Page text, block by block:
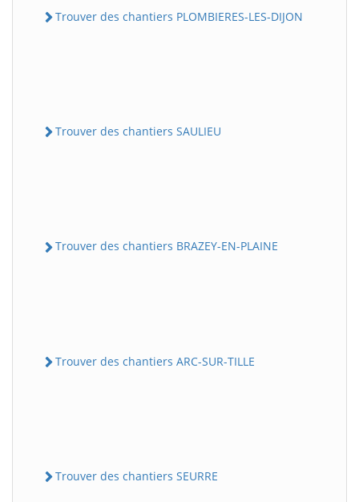
Trouver des chantiers PLOMBIERES-LES-DIJON
Trouver des chantiers SAULIEU
Trouver des chantiers BRAZEY-EN-PLAINE
Trouver des chantiers ARC-SUR-TILLE
Trouver des chantiers SEURRE